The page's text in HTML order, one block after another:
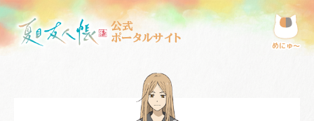
公式
ポータルサイト
めにゅ〜